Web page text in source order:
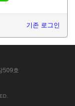
기존 로그인
509호